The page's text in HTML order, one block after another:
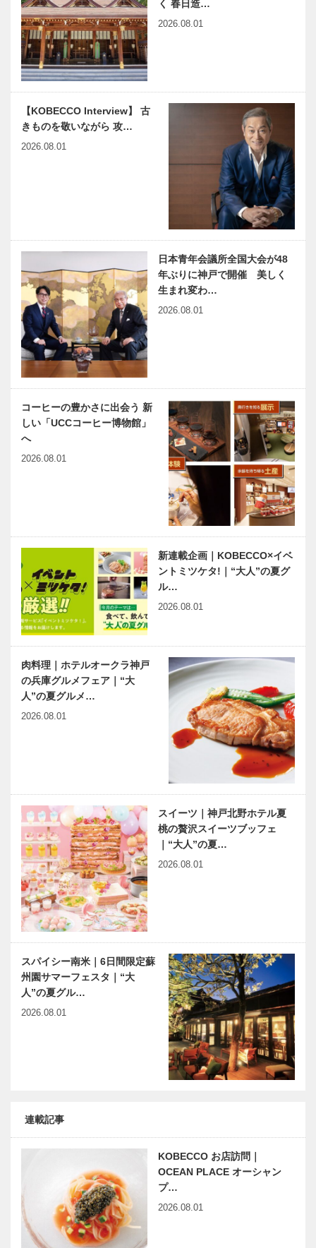
く 春日造…
2026.08.01
【KOBECCO Interview】 古
きものを敬いながら 攻…
2026.08.01
日本青年会議所全国大会が48
年ぶりに神戸で開催 美しく
生まれ変わ…
2026.08.01
コーヒーの豊かさに出会う 新
しい「UCCコーヒー博物館」
へ
2026.08.01
新連載企画｜KOBECCO×イベ
ントミツケタ!｜“大人”の夏グ
ル…
2026.08.01
肉料理｜ホテルオークラ神戸
の兵庫グルメフェア｜“大
人”の夏グルメ…
2026.08.01
スイーツ｜神戸北野ホテル夏
桃の贅沢スイーツブッフェ
｜“大人”の夏…
2026.08.01
スパイシー南米｜6日間限定蘇
州園サマーフェスタ｜“大
人”の夏グル…
2026.08.01
連載記事
KOBECCO お店訪問｜
OCEAN PLACE オーシャン
プ…
2026.08.01